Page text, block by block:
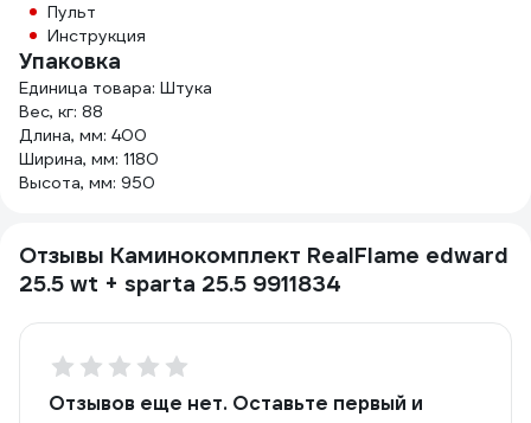
Пульт
Инструкция
Упаковка
Единица товара: Штука
Вес, кг: 88
Длина, мм: 400
Ширина, мм: 1180
Высота, мм: 950
Отзывы Каминокомплект RealFlame edward
25.5 wt + sparta 25.5 9911834
Отзывов еще нет. Оставьте первый и